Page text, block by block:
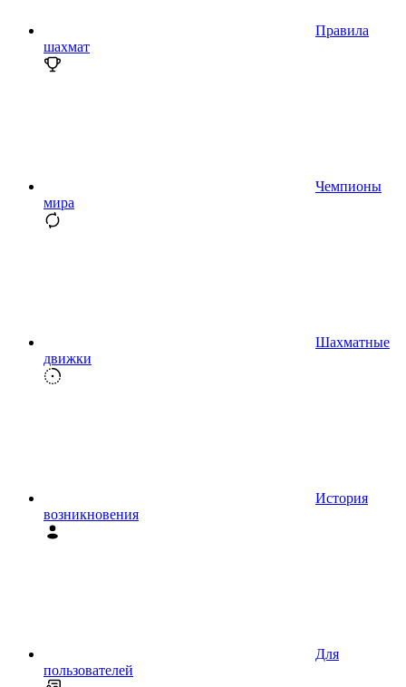
Правила
шахмат
Чемпионы
мира
Шахматные
движки
История
возникновения
Для
пользователей